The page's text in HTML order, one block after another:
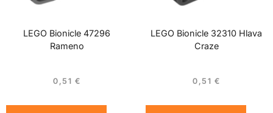
LEGO Bionicle 47296
Rameno
0,51 €
LEGO Bionicle 32310 Hlava
Craze
0,51 €